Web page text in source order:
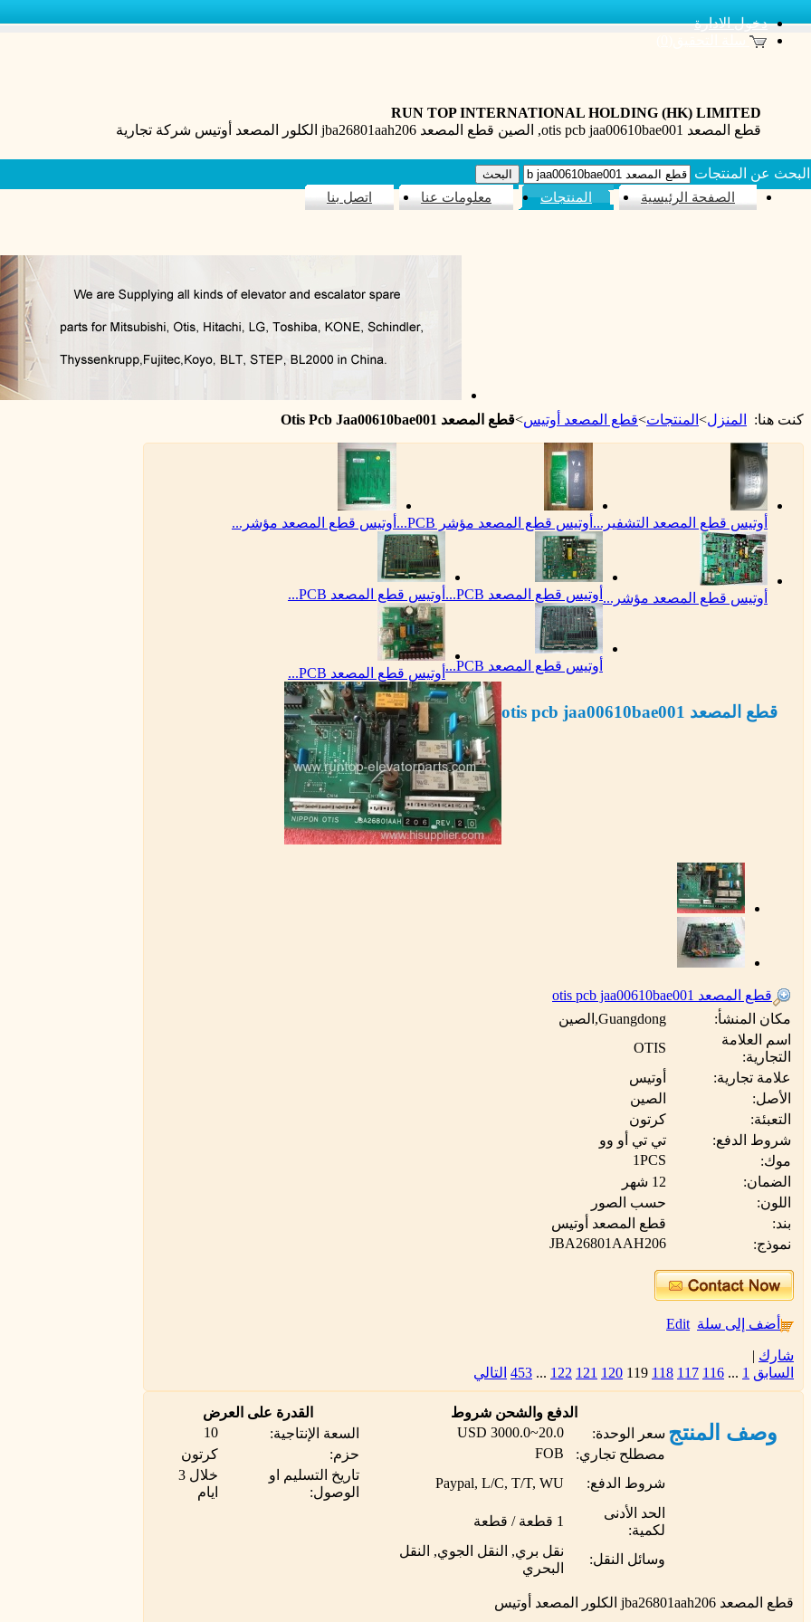
دخول الادارة
RUN TOP INTERNATIONAL HOLDING (HK) LIMITED
قطع المصعد otis pcb jaa00610bae001, الصين قطع المصعد jba26801aah206 الكلور المصعد أوتيس شركة تجارية
الصفحة الرئيسية المنتجات معلومات عنا اتصل بنا
البحث عن المنتجات
كنت هنا: المنزل> المنتجات>قطع المصعد أوتيس>قطع المصعد Otis Pcb Jaa00610bae001
أوتيس قطع المصعد التشفير... أوتيس قطع المصعد مؤشر PCB... أوتيس قطع المصعد مؤشر...
أوتيس قطع المصعد مؤشر... أوتيس قطع المصعد PCB... أوتيس قطع المصعد PCB...
أوتيس قطع المصعد PCB... أوتيس قطع المصعد PCB...
قطع المصعد otis pcb jaa00610bae001
قطع المصعد otis pcb jaa00610bae001
مكان المنشأ:
Guangdong,الصين
اسم العلامة
التجارية:
OTIS
علامة تجارية:
أوتيس
الأصل:
الصين
التعبئة:
كرتون
شروط الدفع:
تي تي أو وو
موك:
1PCS
الضمان:
12 شهر
اللون:
حسب الصور
بند:
قطع المصعد أوتيس
نموذج:
JBA26801AAH206
أضف إلى سلة Edit
شارك |
السابق 1
...
116
117
118
119
120
121
122
...
453 التالي
وصف المنتج
الدفع والشحن شروط
القدرة على العرض
سعر الوحدة:
20.0~3000.0 USD السعة الإنتاجية:
10
مصطلح تجاري:
FOB حزم:
كرتون
شروط الدفع:
Paypal, L/C, T/T, WU
تاريخ التسليم او
الوصول:
خلال 3
ايام
الحد الأدنى
لكمية:
1 قطعة / قطعة
وسائل النقل:
نقل بري, النقل الجوي, النقل
البحري
قطع المصعد jba26801aah206 الكلور المصعد أوتيس